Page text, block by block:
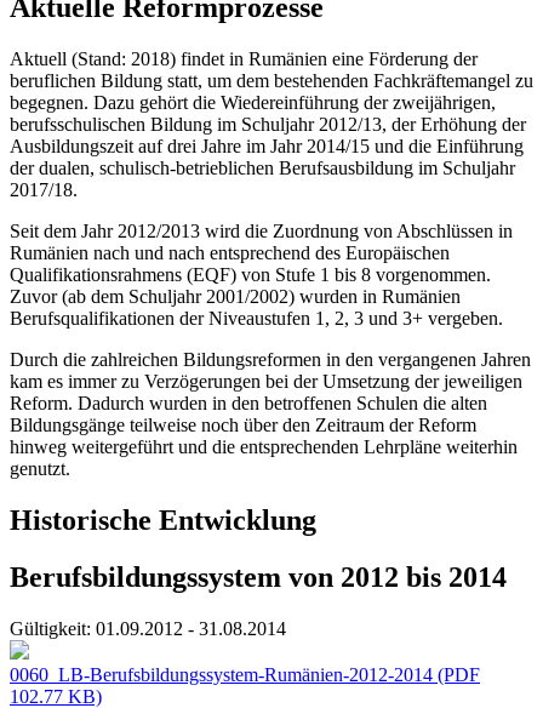
Aktuelle Reformprozesse
Aktuell (Stand: 2018) findet in Rumänien eine Förderung der
beruflichen Bildung statt, um dem bestehenden Fachkräftemangel zu
begegnen. Dazu gehört die Wiedereinführung der zweijährigen,
berufsschulischen Bildung im Schuljahr 2012/13, der Erhöhung der
Ausbildungszeit auf drei Jahre im Jahr 2014/15 und die Einführung
der dualen, schulisch-betrieblichen Berufsausbildung im Schuljahr
2017/18.
Seit dem Jahr 2012/2013 wird die Zuordnung von Abschlüssen in
Rumänien nach und nach entsprechend des Europäischen
Qualifikationsrahmens (EQF) von Stufe 1 bis 8 vorgenommen.
Zuvor (ab dem Schuljahr 2001/2002) wurden in Rumänien
Berufsqualifikationen der Niveaustufen 1, 2, 3 und 3+ vergeben.
Durch die zahlreichen Bildungsreformen in den vergangenen Jahren
kam es immer zu Verzögerungen bei der Umsetzung der jeweiligen
Reform. Dadurch wurden in den betroffenen Schulen die alten
Bildungsgänge teilweise noch über den Zeitraum der Reform
hinweg weitergeführt und die entsprechenden Lehrpläne weiterhin
genutzt.
Historische Entwicklung
Berufsbildungssystem von 2012 bis 2014
Gültigkeit: 01.09.2012 - 31.08.2014
0060_LB-Berufsbildungssystem-Rumänien-2012-2014 (PDF
102.77 KB)